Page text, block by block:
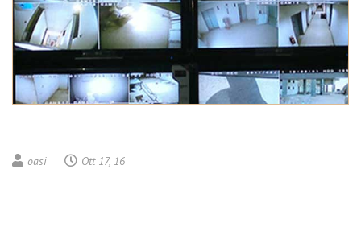
oasi Ott 17, 16